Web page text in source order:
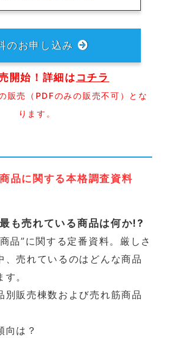
のお申し込み
開始！詳細は コチラ
販売（PDFのみの販売不可）とな
ります。
品に関する本格調査資料
も売れている商品は何か!?
品”に関する定番資料。厳しさ
、売れているのはどんな商品
。
別販売棟数および売れ筋商品
向は？